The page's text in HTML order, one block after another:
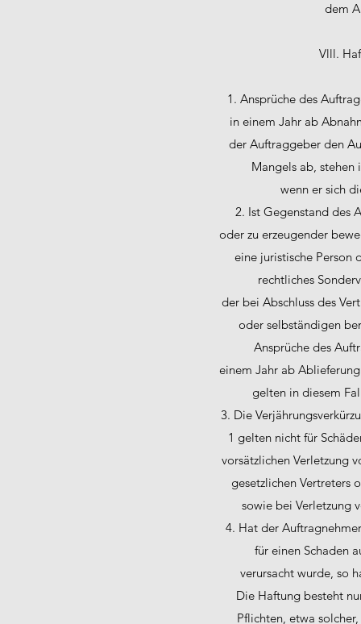
dem
Vlll.
1. Ansprüche des
in einem Jahr ab
der Auftraggeber den
Mangels ab, stehen
wenn er sich
2. Ist Gegenstand des
oder zu erzeugender
eine juristische Person
rechtliches
der bei Abschluss des
oder selbständigen
Ansprüche des
einem Jahr ab
gelten in diesem
3. Die
1 gelten nicht für
vorsätzlichen Verletzung
gesetzlichen Vertreters
sowie bei Verletzung
4. Hat der
für einen Schaden
verursacht wurde, so
Die Haftung besteht
Pflichten, etwa